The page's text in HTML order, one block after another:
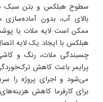
سطوح هبلکس و بتن سبک
بالای آب، بدون
ممکن است لایه ملات یا
هبلکس با ایجاد یک لایه
چسبندگی ملات، رنگ و
پرایمر باعث کاهش
می‌شود و اجرای پروژه را
برای کارفرما کاهش